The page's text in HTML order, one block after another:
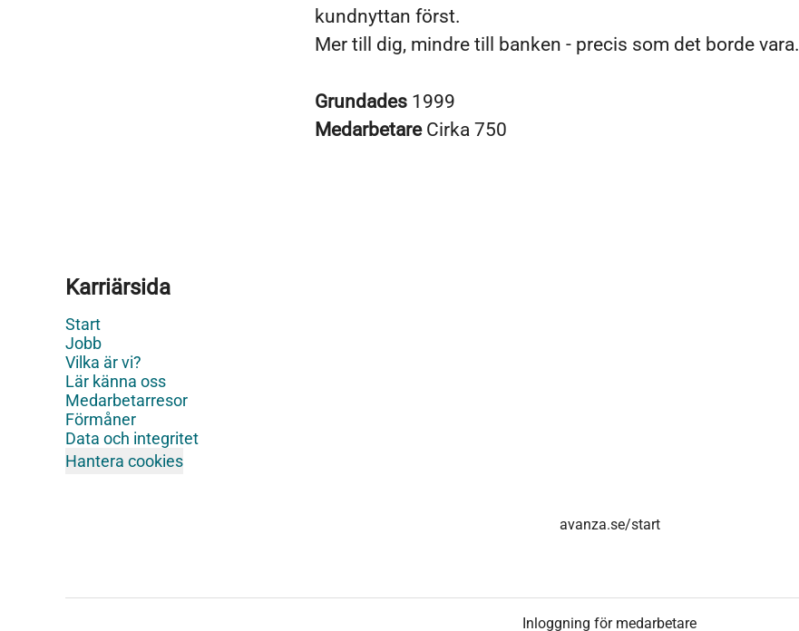
kundnyttan först.
Mer till dig, mindre till banken - precis som det borde vara.
Grundades 1999
Medarbetare Cirka 750
Karriärsida
Start
Jobb
Vilka är vi?
Lär känna oss
Medarbetarresor
Förmåner
Data och integritet
Hantera cookies
avanza.se/start
Inloggning för medarbetare